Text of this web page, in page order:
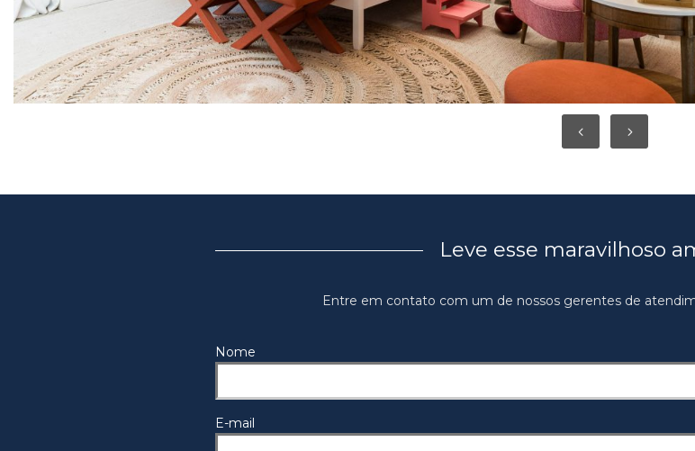
Leve esse maravilhoso
Entre em contato com um de nossos gerentes de
Nome
E-mail